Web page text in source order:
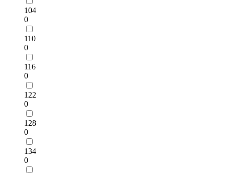
104
0
110
0
116
0
122
0
128
0
134
0